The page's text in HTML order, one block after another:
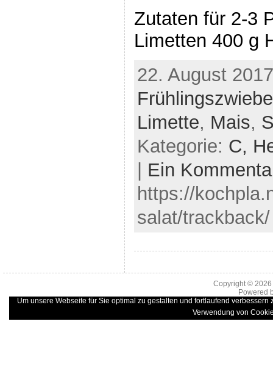
Zutaten für 2-3
Limetten 400 g
22. August
Limette, Mais,
Kategorie: C,
| Ein
https://
salat/trackback/
Copyright ©
Powered
Um unsere Webseite für Sie optimal zu gestalten und fortlaufend
Verwendung von